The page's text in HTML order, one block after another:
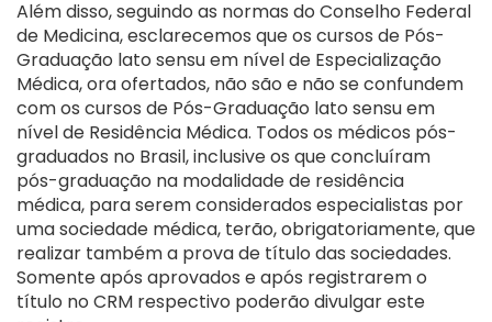
Além disso, seguindo as normas do Conselho Federal
de Medicina, esclarecemos que os cursos de Pós-
Graduação lato sensu em nível de Especialização
Médica, ora ofertados, não são e não se confundem
com os cursos de Pós-Graduação lato sensu em
nível de Residência Médica. Todos os médicos pós-
graduados no Brasil, inclusive os que concluíram
pós-graduação na modalidade de residência
médica, para serem considerados especialistas por
uma sociedade médica, terão, obrigatoriamente, que
realizar também a prova de título das sociedades.
Somente após aprovados e após registrarem o
título no CRM respectivo poderão divulgar este